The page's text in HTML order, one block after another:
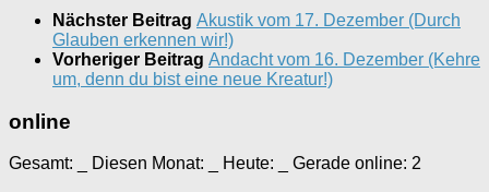
Nächster Beitrag Akustik vom 17. Dezember (Durch
Glauben erkennen wir!)
Vorheriger Beitrag Andacht vom 16. Dezember (Kehre
um, denn du bist eine neue Kreatur!)
online
Gesamt: Diesen Monat: Heute: Gerade online: 2